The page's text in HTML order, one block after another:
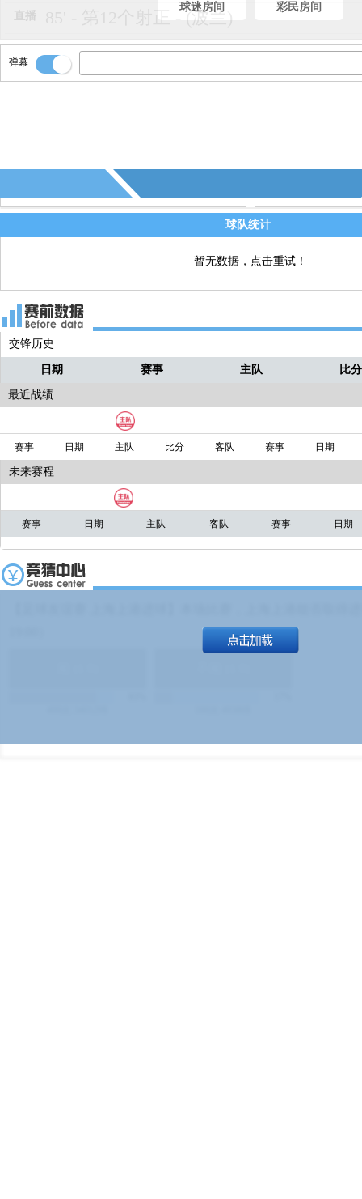
直播 85' - 第12个射正 - (波兰)
直播
81' - 第10个角球，本场比赛的第十个角
经产生！
球迷房间 彩民房间
弹幕
球队统计
暂无数据，点击重试！
交锋历史
日期 赛事 主队 比分
最近战绩
赛事 日期 主队 比分 客队 赛事 日期
未来赛程
赛事 日期 主队 客队 赛事 日期